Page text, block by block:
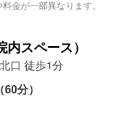
金が一部異なります。
スペース）
口 徒歩1分
分）